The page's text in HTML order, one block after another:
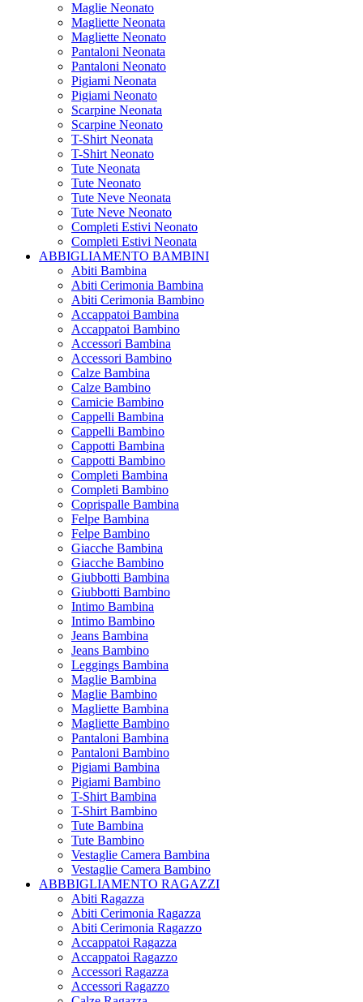
Maglie Neonato
Magliette Neonata
Magliette Neonato
Pantaloni Neonata
Pantaloni Neonato
Pigiami Neonata
Pigiami Neonato
Scarpine Neonata
Scarpine Neonato
T-Shirt Neonata
T-Shirt Neonato
Tute Neonata
Tute Neonato
Tute Neve Neonata
Tute Neve Neonato
Completi Estivi Neonato
Completi Estivi Neonata
ABBIGLIAMENTO BAMBINI
Abiti Bambina
Abiti Cerimonia Bambina
Abiti Cerimonia Bambino
Accappatoi Bambina
Accappatoi Bambino
Accessori Bambina
Accessori Bambino
Calze Bambina
Calze Bambino
Camicie Bambino
Cappelli Bambina
Cappelli Bambino
Cappotti Bambina
Cappotti Bambino
Completi Bambina
Completi Bambino
Coprispalle Bambina
Felpe Bambina
Felpe Bambino
Giacche Bambina
Giacche Bambino
Giubbotti Bambina
Giubbotti Bambino
Intimo Bambina
Intimo Bambino
Jeans Bambina
Jeans Bambino
Leggings Bambina
Maglie Bambina
Maglie Bambino
Magliette Bambina
Magliette Bambino
Pantaloni Bambina
Pantaloni Bambino
Pigiami Bambina
Pigiami Bambino
T-Shirt Bambina
T-Shirt Bambino
Tute Bambina
Tute Bambino
Vestaglie Camera Bambina
Vestaglie Camera Bambino
ABBBIGLIAMENTO RAGAZZI
Abiti Ragazza
Abiti Cerimonia Ragazza
Abiti Cerimonia Ragazzo
Accappatoi Ragazza
Accappatoi Ragazzo
Accessori Ragazza
Accessori Ragazzo